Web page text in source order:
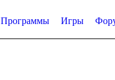
Программы Игры